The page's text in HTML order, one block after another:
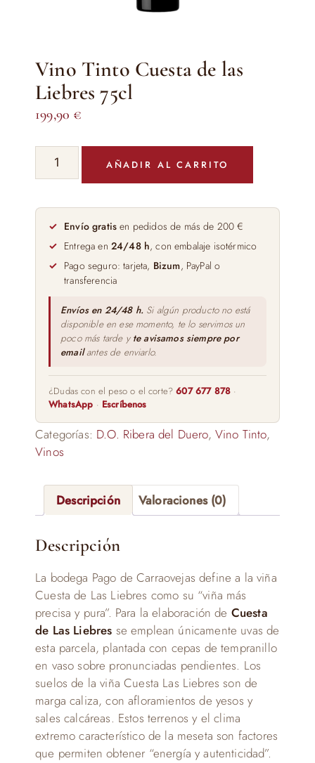
Vino Tinto Cuesta de las
Liebres 75cl
199,90 €
Vino
Tinto
de
Liebres
75cl
cantidad
AÑADIR AL CARRITO
Envío gratis en pedidos de más de 200 €
Entrega en 24/48 h, con embalaje isotérmico
Pago seguro: tarjeta, Bizum, PayPal o
transferencia
Envíos en 24/48 h. Si algún producto no está
disponible en ese momento, te lo servimos un
poco más tarde y te avisamos siempre por
emailantes de enviarlo.
¿Dudas con el peso o el corte?607 677 878 ·
WhatsApp · Escríbenos
Categorías: D.O. Ribera del Duero, Vino Tinto,
Vinos
Descripción Valoraciones (0)
Descripción
La bodega Pago de Carraovejas define a la viña
Cuesta de Las Liebres como su “viña más
precisa y pura”. Para la elaboración de Cuesta
de Las Liebres se emplean únicamente uvas de
esta parcela, plantada con cepas de tempranillo
en vaso sobre pronunciadas pendientes. Los
suelos de la viña Cuesta Las Liebres son de
marga caliza, con afloramientos de yesos y
sales calcáreas. Estos terrenos y el clima
extremo característico de la meseta son factores
que permiten obtener “energía y autenticidad”.